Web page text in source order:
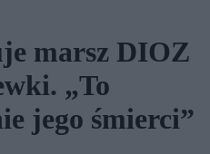
marsz DIOZ
„To
jego śmierci”